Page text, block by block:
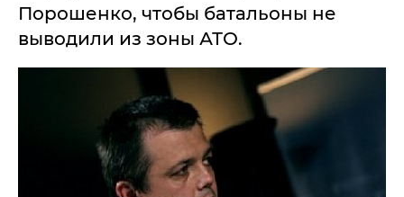
Порошенко, чтобы батальоны не
выводили из зоны АТО.